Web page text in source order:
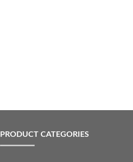
PRODUCT CATEGORIES